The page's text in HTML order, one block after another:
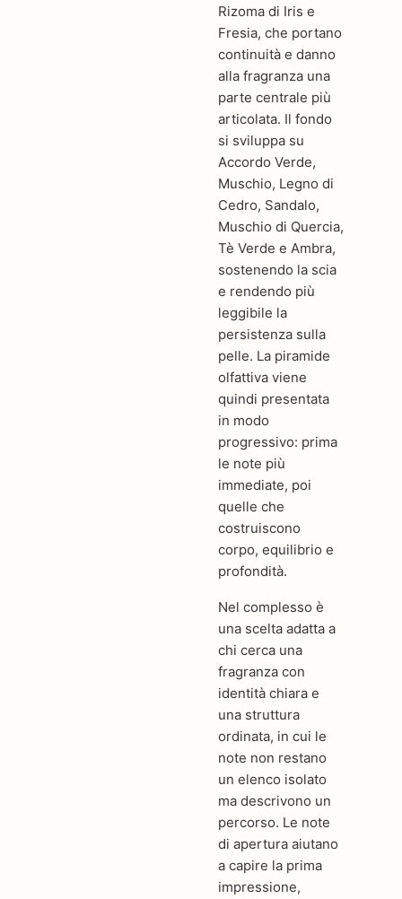
Rizoma di Iris e
Fresia, che portano
continuità e danno
alla fragranza una
parte centrale più
articolata. Il fondo
si sviluppa su
Accordo Verde,
Muschio, Legno di
Cedro, Sandalo,
Muschio di Quercia,
Tè Verde e Ambra,
sostenendo la scia
e rendendo più
leggibile la
persistenza sulla
pelle. La piramide
olfattiva viene
quindi presentata
in modo
progressivo: prima
le note più
immediate, poi
quelle che
costruiscono
corpo, equilibrio e
profondità.
Nel complesso è
una scelta adatta a
chi cerca una
fragranza con
identità chiara e
una struttura
ordinata, in cui le
note non restano
un elenco isolato
ma descrivono un
percorso. Le note
di apertura aiutano
a capire la prima
impressione,